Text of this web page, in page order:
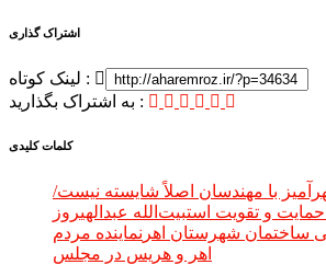
اشتراک گذاری
لینک کوتاه :
به اشتراک بگذارید :
کلمات کلیدی
با مهندسان اصلاً شایسته نیست/
و تقویت استبیت‌الله عبدالهیروز
ساختمان شهرستان اهر نماینده مردم
اهر و هریس در مجلس